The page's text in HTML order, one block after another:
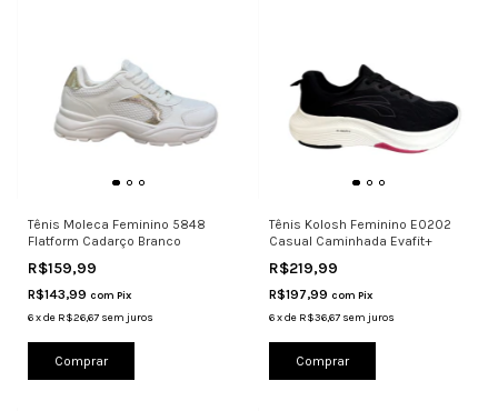
Tênis Moleca Feminino 5848
Flatform Cadarço Branco
R$159,99
R$143,99 com Pix
6xde R$26,67 sem juros
Comprar
Tênis Kolosh Feminino E0202
Casual Caminhada Evafit+
R$219,99
R$197,99 com Pix
6 xde R$36,67 sem juros
Comprar